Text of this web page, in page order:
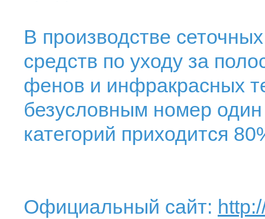
В производстве
средств по уходу за
фенов и инфракрасных
безусловным номер
категорий приходится
Официальный сайт: